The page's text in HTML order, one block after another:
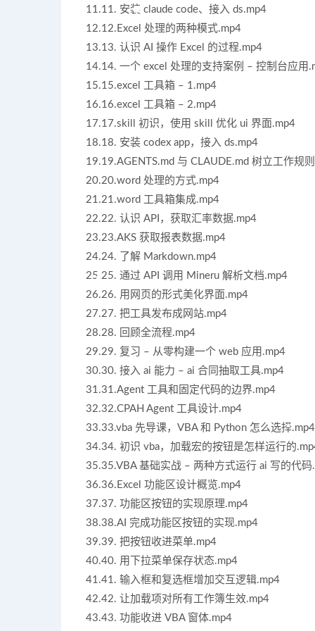
11.11. 安装 claude code、接入 ds.mp4
12.12.Excel 处理的两种模式.mp4
13.13. 认识 AI 操作 Excel 的过程.mp4
14.14. 一个 excel 处理的支持案例 – 控制台应用
15.15.excel 工具箱 – 1.mp4
16.16.excel 工具箱 – 2.mp4
17.17.skill 初识，使用 skill 优化 ui 界面.mp4
18.18. 安装 codex app，接入 ds.mp4
19.19.AGENTS.md 与 CLAUDE.md 树立工作规
20.20.word 处理的方式.mp4
21.21.word 工具箱集成.mp4
22.22. 认识 API，获取汇率数据.mp4
23.23.AKS 获取报表数据.mp4
24.24. 了解 Markdown.mp4
25.25. 通过 API 调用 Mineru 解析文档.mp4
26.26. 用网页的形式美化界面.mp4
27.27. 把工具发布成网站.mp4
28.28. 回顾全流程.mp4
29.29. 复习 – 从零构建一个 web 应用.mp4
30.30. 接入 ai 能力 – ai 合同抽取工具.mp4
31.31.Agent 工具和固定代码的边界.mp4
32.32.CPAH Agent 工具设计.mp4
33.33.vba 先导课，VBA 和 Python 怎么选择.mp4
34.34. 初识 vba，加载宏的按钮是怎样运行的
35.35.VBA 基础实战 – 两种方式运行 ai 写的代码
36.36.Excel 功能区设计概览.mp4
37.37. 功能区按钮的实现原理.mp4
38.38.AI 完成功能区按钮的实现.mp4
39.39. 把按钮收进菜单.mp4
40.40. 用下拉菜单保存状态.mp4
41.41. 输入框和复选框增加交互逻辑.mp4
42.42. 让加载项对所有工作簿生效.mp4
43.43. 功能收进 VBA 窗体.mp4